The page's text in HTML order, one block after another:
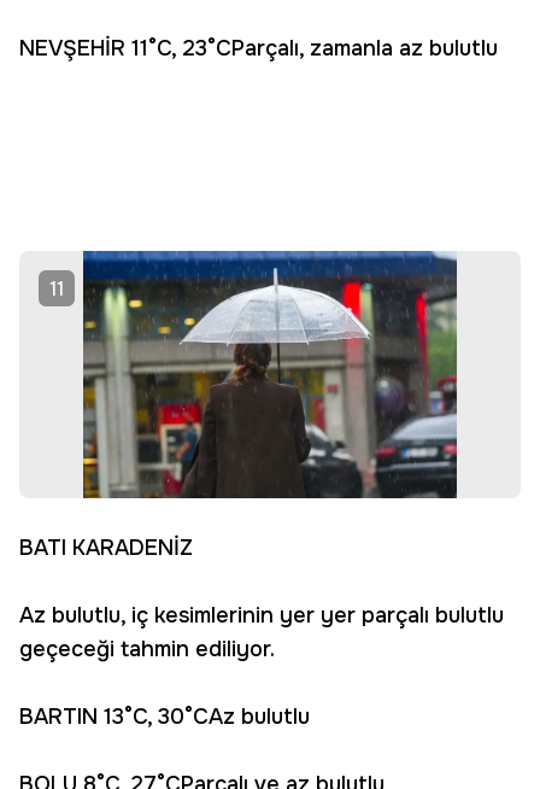
NEVŞEHİR 11°C, 23°CParçalı, zamanla az bulutlu
11
BATI KARADENİZ
Az bulutlu, iç kesimlerinin yer yer parçalı bulutlu
geçeceği tahmin ediliyor.
BARTIN 13°C, 30°CAz bulutlu